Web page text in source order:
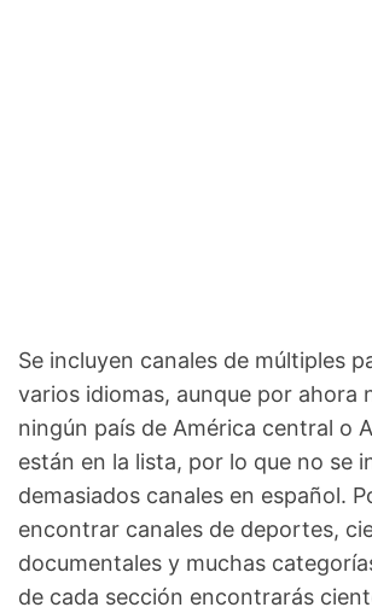
Se incluyen canales de múltiples
varios idiomas, aunque por ahora
ningún país de América central o
están en la lista, por lo que no se
demasiados canales en español.
encontrar canales de deportes,
documentales y muchas
de cada sección encontrarás